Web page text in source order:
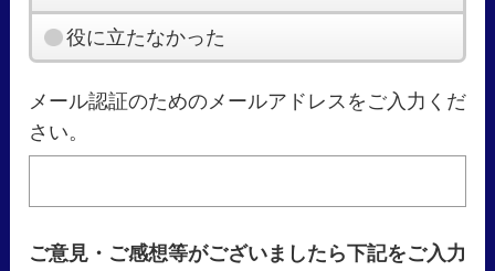
役に立たなかった
メール認証のためのメールアドレスをご入力くだ
さい。
ご意見・ご感想等がございましたら下記をご入力